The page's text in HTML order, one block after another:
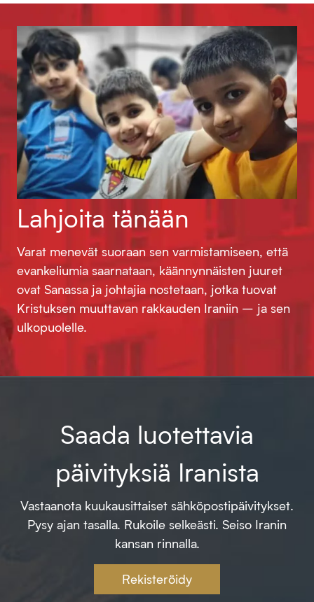
Lahjoita tänään
Varat menevät suoraan sen varmistamiseen, että
evankeliumia saarnataan, käännynnäisten juuret
ovat Sanassa ja johtajia nostetaan, jotka tuovat
Kristuksen muuttavan rakkauden Iraniin – ja sen
ulkopuolelle.
Saada luotettavia
päivityksiä Iranista
Vastaanota kuukausittaiset sähköpostipäivitykset.
Pysy ajan tasalla. Rukoile selkeästi. Seiso Iranin
kansan rinnalla.
Rekisteröidy